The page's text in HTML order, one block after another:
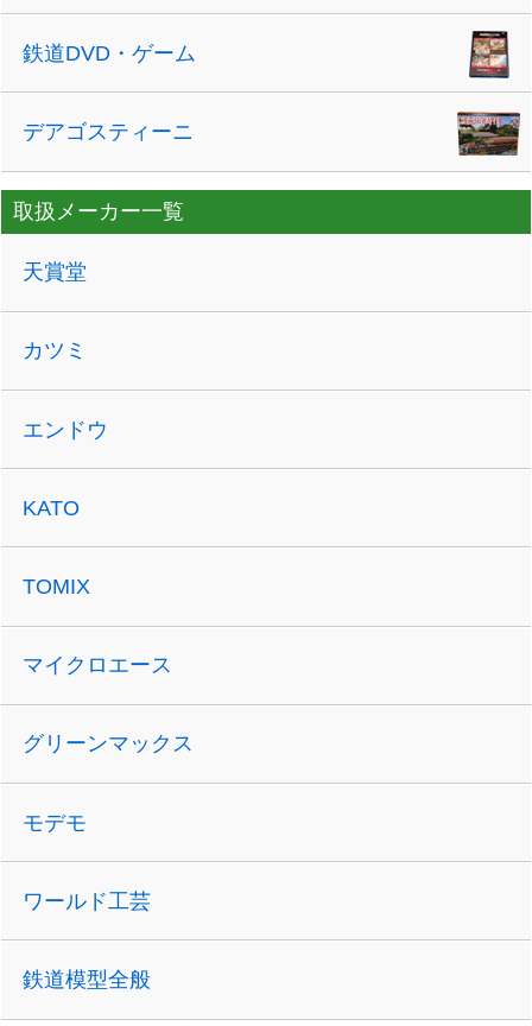
鉄道DVD・ゲーム
デアゴスティーニ
取扱メーカー一覧
天賞堂
カツミ
エンドウ
KATO
TOMIX
マイクロエース
グリーンマックス
モデモ
ワールド工芸
鉄道模型全般